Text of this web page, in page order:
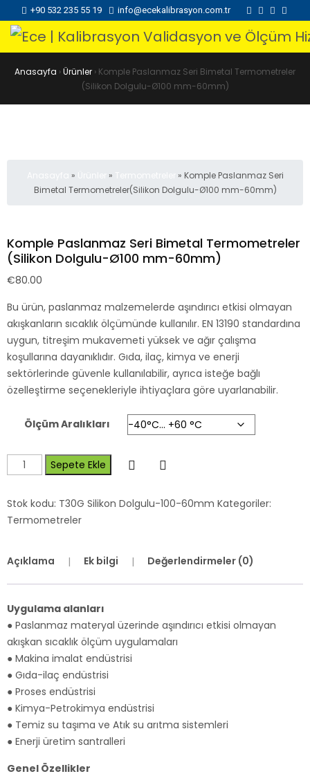
+90 532 235 55 19 info@ecekalibrasyon.com.tr
Anasayfa ›Ürünler › Komple Paslanmaz Seri Bimetal Termometreler
(Silikon Dolgulu-Ø100 mm-60mm)
» » » Komple Paslanmaz Seri
Bimetal Termometreler(Silikon Dolgulu-Ø100 mm-60mm)
Komple Paslanmaz Seri Bimetal Termometreler
(Silikon Dolgulu-Ø100 mm-60mm)
€80.00
Bu ürün, paslanmaz malzemelerde aşındırıcı etkisi olmayan
akışkanların sıcaklık ölçümünde kullanılır. EN 13190 standardına
uygun, titreşim mukavemeti yüksek ve ağır çalışma
koşullarına dayanıklıdır. Gıda, ilaç, kimya ve enerji
sektörlerinde güvenle kullanılabilir, ayrıca isteğe bağlı
özelleştirme seçenekleriyle ihtiyaçlara göre uyarlanabilir.
Ölçüm Aralıkları
Sepete Ekle
Stok kodu: T30G Silikon Dolgulu-100-60mm Kategoriler:
Termometreler
Açıklama Ek bilgi Değerlendirmeler (0)
Uygulama alanları
● Paslanmaz materyal üzerinde aşındırıcı etkisi olmayan
akışkan sıcaklık ölçüm uygulamaları
● Makina imalat endüstrisi
● Gıda-ilaç endüstrisi
● Proses endüstrisi
● Kimya-Petrokimya endüstrisi
● Temiz su taşıma ve Atık su arıtma sistemleri
● Enerji üretim santralleri
Genel Özellikler